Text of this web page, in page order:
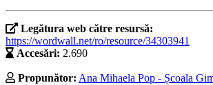
Legătura web către resursă:
https://wordwall.net/ro/resource/34303941
Accesări: 2.690
Propunător: Ana Mihaela Pop - Școala